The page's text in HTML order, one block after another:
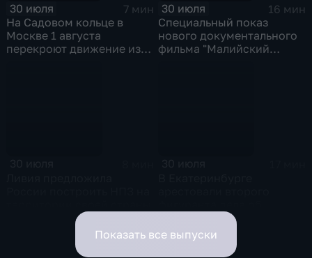
30 июля
7 мин
На Садовом кольце в
Москве 1 августа
перекроют движение из-
30 июля
16 мин
Специальный показ
нового документального
фильма "Малийский
избиении ученого РАН
Никиты Зезина, после
которого он скончался
Показать все выпуски